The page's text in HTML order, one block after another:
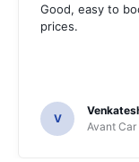
Good, easy to
prices.
V
Avant